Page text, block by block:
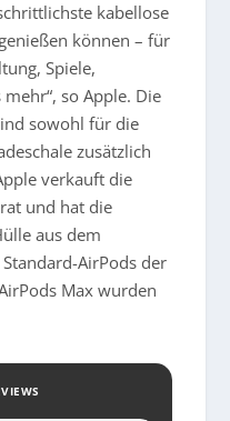
kabellose
können – für
Spiele,
so Apple. Die
sowohl für die
zusätzlich
verkauft die
und hat die
aus dem
AirPods der
Max wurden